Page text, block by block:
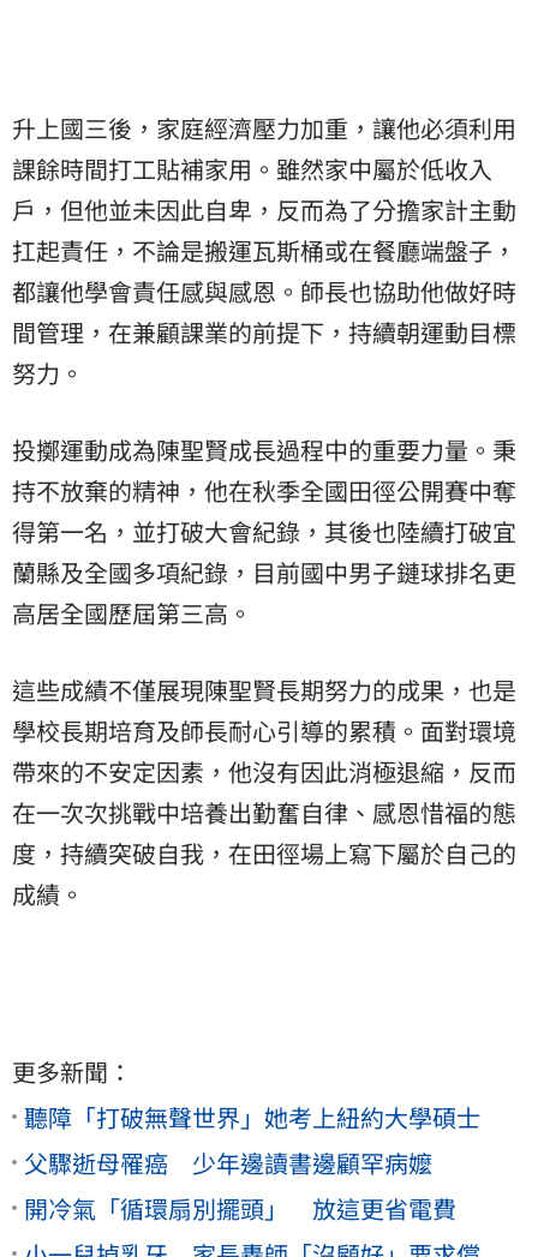
升上國三後，家庭經濟壓力加重，讓他必須利用
課餘時間打工貼補家用。雖然家中屬於低收入
戶，但他並未因此自卑，反而為了分擔家計主動
扛起責任，不論是搬運瓦斯桶或在餐廳端盤子，
都讓他學會責任感與感恩。師長也協助他做好時
間管理，在兼顧課業的前提下，持續朝運動目標
努力。
投擲運動成為陳聖賢成長過程中的重要力量。秉
持不放棄的精神，他在秋季全國田徑公開賽中奪
得第一名，並打破大會紀錄，其後也陸續打破宜
蘭縣及全國多項紀錄，目前國中男子鏈球排名更
高居全國歷屆第三高。
這些成績不僅展現陳聖賢長期努力的成果，也是
學校長期培育及師長耐心引導的累積。面對環境
帶來的不安定因素，他沒有因此消極退縮，反而
在一次次挑戰中培養出勤奮自律、感恩惜福的態
度，持續突破自我，在田徑場上寫下屬於自己的
成績。
更多新聞：
聽障「打破無聲世界」她考上紐約大學碩士
父驟逝母罹癌 少年邊讀書邊顧罕病嬤
開冷氣「循環扇別擺頭」 放這更省電費